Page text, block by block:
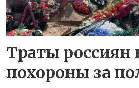
Траты россиян
похороны за